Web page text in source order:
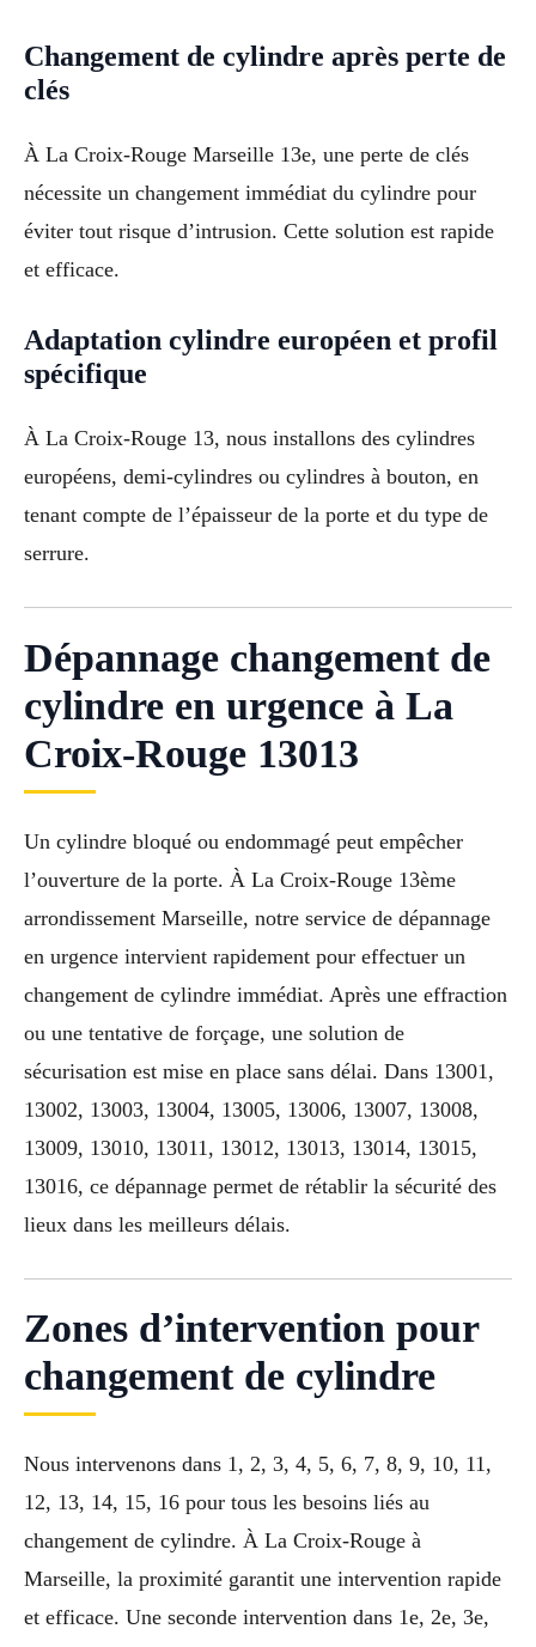
Changement de cylindre après perte de
clés
À La Croix-Rouge Marseille 13e, une perte de clés
nécessite un changement immédiat du cylindre pour
éviter tout risque d’intrusion. Cette solution est rapide
et efficace.
Adaptation cylindre européen et profil
spécifique
À La Croix-Rouge 13, nous installons des cylindres
européens, demi-cylindres ou cylindres à bouton, en
tenant compte de l’épaisseur de la porte et du type de
serrure.
Dépannage changement de
cylindre en urgence à La
Croix-Rouge 13013
Un cylindre bloqué ou endommagé peut empêcher
l’ouverture de la porte. À La Croix-Rouge 13ème
arrondissement Marseille, notre service de dépannage
en urgence intervient rapidement pour effectuer un
changement de cylindre immédiat. Après une effraction
ou une tentative de forçage, une solution de
sécurisation est mise en place sans délai. Dans 13001,
13002, 13003, 13004, 13005, 13006, 13007, 13008,
13009, 13010, 13011, 13012, 13013, 13014, 13015,
13016, ce dépannage permet de rétablir la sécurité des
lieux dans les meilleurs délais.
Zones d’intervention pour
changement de cylindre
Nous intervenons dans 1, 2, 3, 4, 5, 6, 7, 8, 9, 10, 11,
12, 13, 14, 15, 16 pour tous les besoins liés au
changement de cylindre. À La Croix-Rouge à
Marseille, la proximité garantit une intervention rapide
et efficace. Une seconde intervention dans 1e, 2e, 3e,